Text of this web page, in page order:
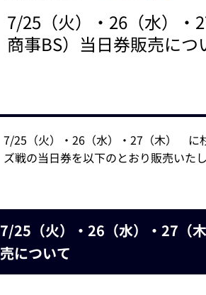
7/25（火）・26（水）・
商事BS）当日券販売につ
7/25（火）・26（水）・27（木） に
ズ戦の当日券を以下のとおり販売いたし
7/25（火）・26（水）・27（
売について